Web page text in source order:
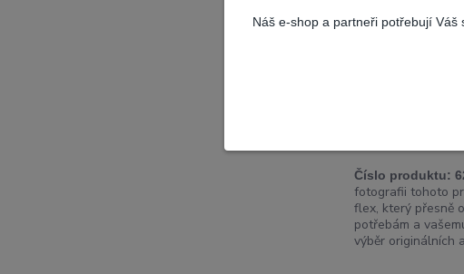
Číslo produktu:
fotografii tohoto
flex, který přesně
potřebám a
výběr originálních
Náš e-shop a partneři potřebují